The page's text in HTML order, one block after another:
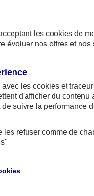
les cookies de
évoluer nos offres et nos
avec les cookies et
d'afficher du contenu
suivre la performance
les refuser comme de
"